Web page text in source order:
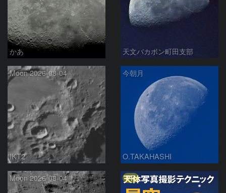
かあ 天文バカボン町田支部
Moon 2026-08-04
IKT2
今朝月
O.TAKAHASHI
Moon 2026-08-04 PR